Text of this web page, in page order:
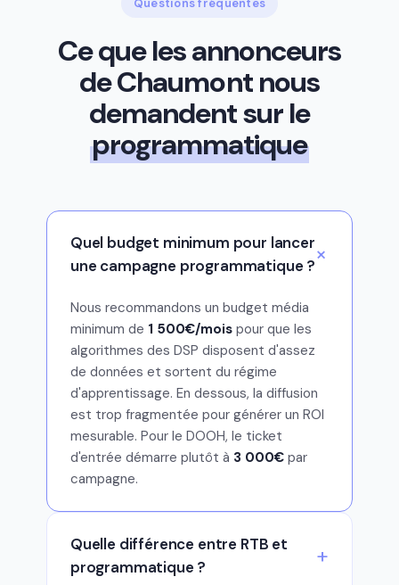
Questions fréquentes
Ce que les annonceurs
de Chaumont nous
demandent sur le
programmatique
Quel budget minimum pour lancer
une campagne programmatique ?
Nous recommandons un budget média
minimum de 1 500€/mois pour que les
algorithmes des DSP disposent d'assez
de données et sortent du régime
d'apprentissage. En dessous, la diffusion
est trop fragmentée pour générer un ROI
mesurable. Pour le DOOH, le ticket
d'entrée démarre plutôt à 3 000€ par
campagne.
Quelle différence entre RTB et
programmatique ?